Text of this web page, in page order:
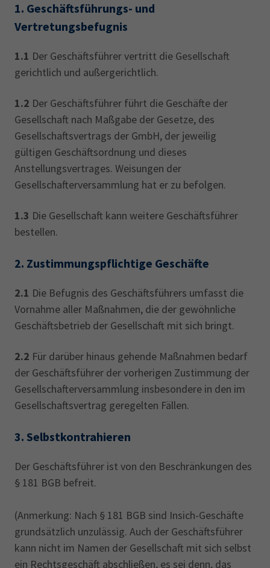
1. Geschäftsführungs- und
Vertretungsbefugnis
1.1 Der Geschäftsführer vertritt die Gesellschaft
gerichtlich und außergerichtlich.
1.2 Der Geschäftsführer führt die Geschäfte der
Gesellschaft nach Maßgabe der Gesetze, des
Gesellschaftsvertrags der GmbH, der jeweilig
gültigen Geschäftsordnung und dieses
Anstellungsvertrages. Weisungen der
Gesellschafterversammlung hat er zu befolgen.
1.3 Die Gesellschaft kann weitere Geschäftsführer
bestellen.
2. Zustimmungspflichtige Geschäfte
2.1 Die Befugnis des Geschäftsführers umfasst die
Vornahme aller Maßnahmen, die der gewöhnliche
Geschäftsbetrieb der Gesellschaft mit sich bringt.
2.2 Für darüber hinaus gehende Maßnahmen bedarf
der Geschäftsführer der vorherigen Zustimmung der
Gesellschafterversammlung insbesondere in den im
Gesellschaftsvertrag geregelten Fällen.
3. Selbstkontrahieren
Der Geschäftsführer ist von den Beschränkungen des
§ 181 BGB befreit.
(Anmerkung: Nach § 181 BGB sind Insich-Geschäfte
grundsätzlich unzulässig. Auch der Geschäftsführer
kann nicht im Namen der Gesellschaft mit sich selbst
ein Rechtsgeschäft abschließen, es sei denn, das